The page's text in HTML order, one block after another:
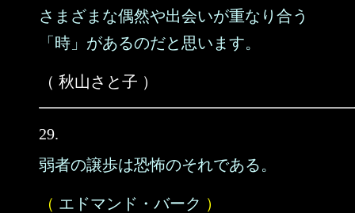
さまざまな偶然や出会いが重なり合う
「時」があるのだと思います。
（ 秋山さと子 ）
29.
弱者の譲歩は恐怖のそれである。
（ エドマンド・バーク ）